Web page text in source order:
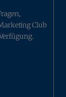
Club